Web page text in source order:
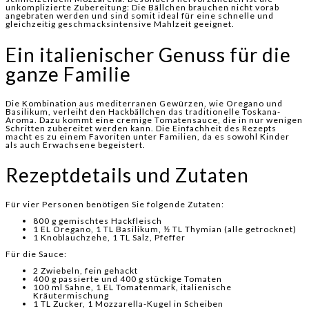
unkomplizierte Zubereitung: Die Bällchen brauchen nicht vorab
angebraten werden und sind somit ideal für eine schnelle und
gleichzeitig geschmacksintensive Mahlzeit geeignet.
Ein italienischer Genuss für die
ganze Familie
Die Kombination aus mediterranen Gewürzen, wie Oregano und
Basilikum, verleiht den Hackbällchen das traditionelle Toskana-
Aroma. Dazu kommt eine cremige Tomatensauce, die in nur wenigen
Schritten zubereitet werden kann. Die Einfachheit des Rezepts
macht es zu einem Favoriten unter Familien, da es sowohl Kinder
als auch Erwachsene begeistert.
Rezeptdetails und Zutaten
Für vier Personen benötigen Sie folgende Zutaten:
800 g gemischtes Hackfleisch
1 EL Oregano, 1 TL Basilikum, ½ TL Thymian (alle getrocknet)
1 Knoblauchzehe, 1 TL Salz, Pfeffer
Für die Sauce:
2 Zwiebeln, fein gehackt
400 g passierte und 400 g stückige Tomaten
100 ml Sahne, 1 EL Tomatenmark, italienische
Kräutermischung
1 TL Zucker, 1 Mozzarella-Kugel in Scheiben